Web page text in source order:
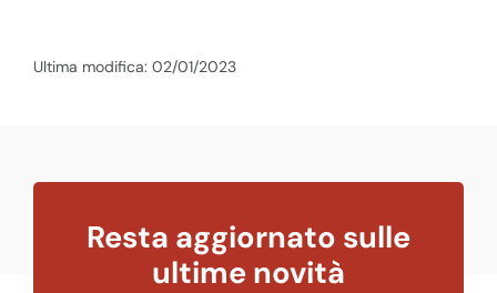
Ultima modifica: 02/01/2023
Resta aggiornato sulle
ultime novità